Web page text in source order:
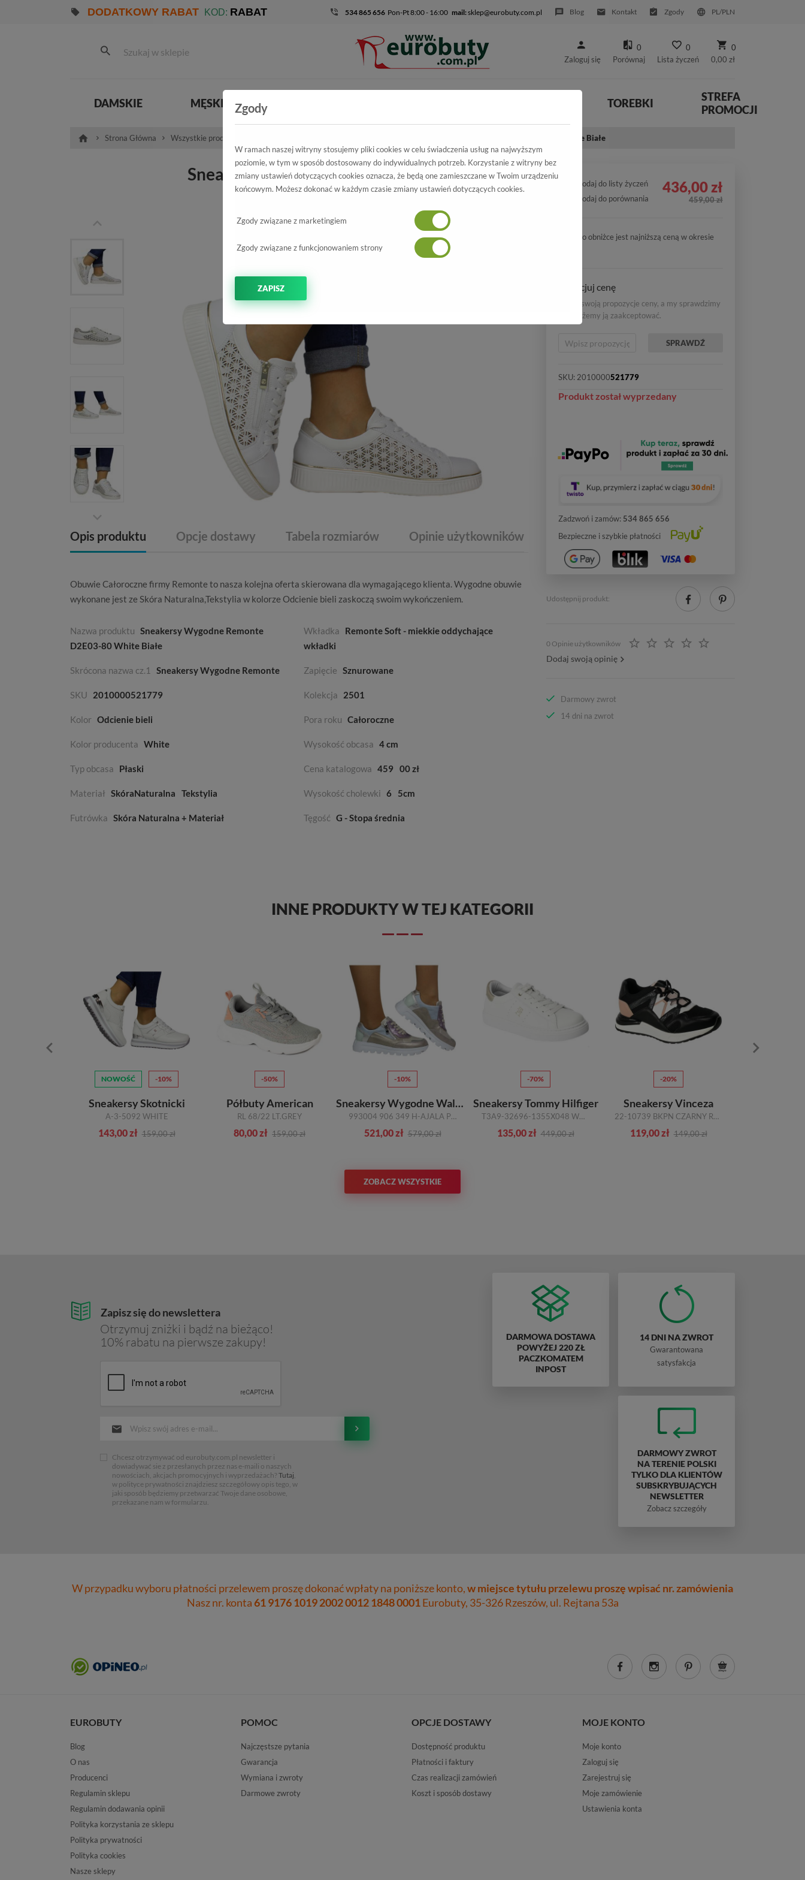
DODATKOWY RABAT KOD: RABAT 534 865 656 Pon-Pt 8:00 - 16:00 mail:sklep@eurobuty.com.pl Blog Kontakt Zgody PL/PLN
Zaloguj się
0
Porównaj
0
Lista życzeń
0
0,00 zł
DAMSKIE MĘSKIE TOREBKI
STREFA
PROMOCJI
Strona Główna Wszystkie produkty Sneakersy Wygodne Remonte D2E03-80 White Białe
Sneakersy Wygodne Remonte
D2E03-80 White Białe
-5%
Opis produktu Opcje dostawy Tabela rozmiarów Opinie użytkowników
Obuwie Całoroczne firmy Remonte to nasza kolejna oferta skierowana dla wymagającego klienta. Wygodne obuwie
wykonane jest ze Skóra Naturalna,Tekstylia w kolorze Odcienie bieli zaskoczą swoim wykończeniem.
Nazwa produktu Sneakersy Wygodne Remonte
D2E03-80 White Białe
Skrócona nazwa cz.1 Sneakersy Wygodne Remonte
SKU 2010000521779
Kolor Odcienie bieli
Kolor producenta White
Typ obcasa Płaski
Materiał SkóraNaturalna Tekstylia
Futrówka Skóra Naturalna + Materiał
Wkładka
Remonte Soft - miekkie oddychające
wkładki
Zapięcie Sznurowane
Kolekcja 2501
Pora roku Całoroczne
Wysokość obcasa 4 cm
Cena katalogowa 459 00 zł
Wysokość cholewki 6 5cm
Tęgość G - Stopa średnia
Dodaj do listy życzeń
Dodaj do porównania
436,00 zł
459,00 zł
Cena po obniżce jest najniższą ceną w okresie
Negocjuj cenę
Wpisz swoją propozycje ceny, a my sprawdzimy
czy możemy ją zaakceptować.
SPRAWDŹ
SKU: 2010000521779
Produkt został wyprzedany
Zadzwoń i zamów: 534 865 656
Bezpieczne i szybkie płatności
Udostępnij produkt:
0 Opinie użytkowników
Dodaj swoją opinię
Darmowy zwrot
14 dni na zwrot
INNE PRODUKTY W TEJ KATEGORII
NOWOŚĆ -10%
Sneakersy Skotnicki
A-3-5092 WHITE
143,00 zł 159,00 zł
-50%
Półbuty American
RL 68/22 LT.GREY
80,00 zł 159,00 zł
-10%
Sneakersy Wygodne Waldlaufer
993004 906 349 H-AJALA POISON BRONX SKÓRA NATURALNA
521,00 zł 579,00 zł
-70%
Sneakersy Tommy Hilfiger
T3A9-32696-1355X048 WHITE PLATINUM
135,00 zł 449,00 zł
-20%
Sneakersy Vinceza
22-10739 BKPN CZARNY RÓŻOWY
119,00 zł 149,00 zł
ZOBACZ WSZYSTKIE
Zapisz się do newslettera
Otrzymuj zniżki i bądź na bieżąco!
10% rabatu na pierwsze zakupy!
Chcesz otrzymywać od eurobuty.com.pl newsletter i
dowiadywać sie z przesłanych przez nas e-maili o naszych
nowościach, akcjach promocyjnych i wyprzedażach? Tutaj,
w polityce prywatności znajdziesz szczegółowy opis tego, w
jaki sposób będziemy przetwarzać Twoje dane osobowe,
przekazane nam w formularzu.
DARMOWA DOSTAWA
POWYŻEJ 220 ZŁ
PACZKOMATEM
INPOST
14 DNI NA ZWROT
Gwarantowana
satysfakcja
DARMOWY ZWROT
NA TERENIE POLSKI
TYLKO DLA KLIENTÓW
SUBSKRYBUJĄCYCH
NEWSLETTER
Zobacz szczegóły
W przypadku wyboru płatności przelewem proszę dokonać wpłaty na poniższe konto,w miejsce tytułu przelewu proszę wpisać nr. zamówienia
Nasz nr. konta61 9176 1019 2002 0012 1848 0001Eurobuty, 35-326 Rzeszów, ul. Rejtana 53a
EUROBUTY
Blog
O nas
Producenci
Regulamin sklepu
Regulamin dodawania opinii
Polityka korzystania ze sklepu
Polityka prywatności
Polityka cookies
Nasze sklepy
POMOC
Najczęstsze pytania
Gwarancja
Wymiana i zwroty
Darmowe zwroty
OPCJE DOSTAWY
Dostępność produktu
Płatności i faktury
Czas realizacji zamówień
Koszt i sposób dostawy
MOJE KONTO
Moje konto
Zaloguj się
Zarejestruj się
Moje zamówienie
Ustawienia konta
Zgody
W ramach naszej witryny stosujemy pliki cookies w celu świadczenia usług na najwyższym
poziomie, w tym w sposób dostosowany do indywidualnych potrzeb. Korzystanie z witryny bez
zmiany ustawień dotyczących cookies oznacza, że będą one zamieszczane w Twoim urządzeniu
końcowym. Możesz dokonać w każdym czasie zmiany ustawień dotyczących cookies.
Zgody związane z marketingiem
Zgody związane z funkcjonowaniem strony
ZAPISZ